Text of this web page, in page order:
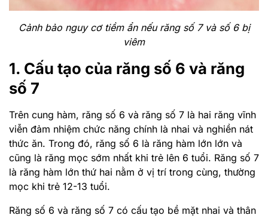
Cảnh bảo nguy cơ tiềm ẩn nếu răng số 7 và số 6 bị
viêm
1. Cấu tạo của răng số 6 và răng
số 7
Trên cung hàm, răng số 6 và răng số 7 là hai răng vĩnh
viễn đảm nhiệm chức năng chính là nhai và nghiền nát
thức ăn. Trong đó, răng số 6 là răng hàm lớn lớn và
cũng là răng mọc sớm nhất khi trẻ lên 6 tuổi. Răng số 7
là răng hàm lớn thứ hai nằm ở vị trí trong cùng, thường
mọc khi trẻ 12-13 tuổi.
Răng số 6 và răng số 7 có cấu tạo bề mặt nhai và thân